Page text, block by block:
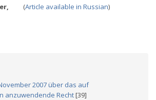
(Article available in Russian)
2007 über das auf
anzuwendende Recht[39]